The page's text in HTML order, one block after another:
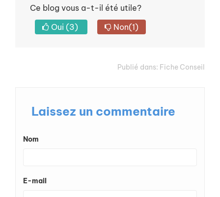
Ce blog vous a-t-il été utile?
Oui (3) Non(1)
Publié dans: Fiche Conseil
Laissez un commentaire
Nom
E-mail